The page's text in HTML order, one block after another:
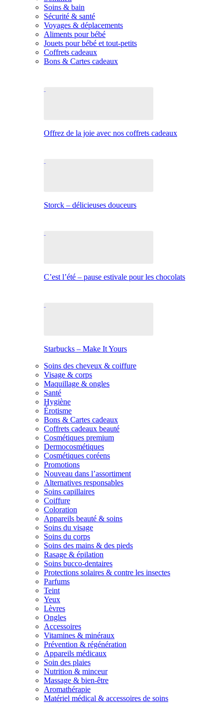
Soins & bain
Sécurité & santé
Voyages & déplacements
Aliments pour bébé
Jouets pour bébé et tout-petits
Coffrets cadeaux
Bons & Cartes cadeaux
Offrez de la joie avec nos coffrets cadeaux
Storck – délicieuses douceurs
C’est l’été – pause estivale pour les chocolats
Starbucks – Make It Yours
Soins des cheveux & coiffure
Visage & corps
Maquillage & ongles
Santé
Hygiène
Érotisme
Bons & Cartes cadeaux
Coffrets cadeaux beauté
Cosmétiques premium
Dermocosmétiques
Cosmétiques coréens
Promotions
Nouveau dans l’assortiment
Alternatives responsables
Soins capillaires
Coiffure
Coloration
Appareils beauté & soins
Soins du visage
Soins du corps
Soins des mains & des pieds
Rasage & épilation
Soins bucco-dentaires
Protections solaires & contre les insectes
Parfums
Teint
Yeux
Lèvres
Ongles
Accessoires
Vitamines & minéraux
Prévention & régénération
Appareils médicaux
Soin des plaies
Nutrition & minceur
Massage & bien-être
Aromathérapie
Matériel médical & accessoires de soins